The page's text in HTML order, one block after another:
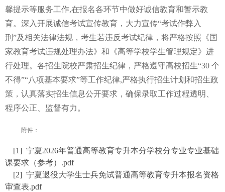
馨提示等服务工作,在报名各环节中做好诚信教育和警示教
育。深入开展诚信考试宣传教育，大力宣传“考试作弊入
刑”及相关法律法规，考生若违反考试纪律，将严格按照《国
家教育考试违规处理办法》和《高等学校学生管理规定》进
行处理。各招生院校严肃招生纪律，严格遵守高校招生“30 个
不得”“八项基本要求”等工作纪律,严格执行招生计划和招生政
策，认真落实招生信息公开要求，确保录取工作过程透明、
程序公正、监督有力。
附件：
[1] 宁夏2026年普通高等教育专升本分学校分专业专业基础
课要求（参考）.pdf
[2] 宁夏退役大学生士兵免试普通高等教育专升本报名资格
审查表.pdf